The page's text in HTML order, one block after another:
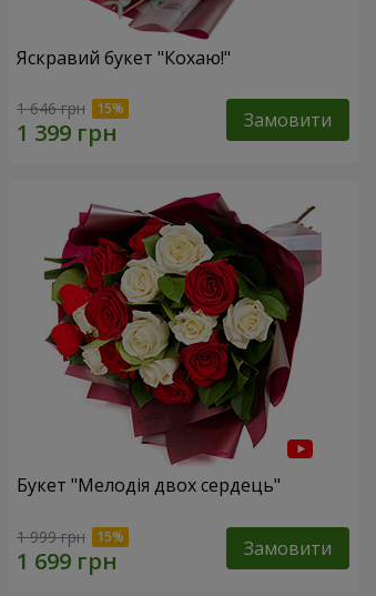
Яскравий букет "Кохаю!"
1 646 грн Замовити
Букет "Мелодія двох сердець"
1 999 грн Замовити